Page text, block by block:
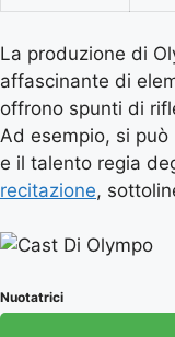
La produzione di
affascinante di
offrono spunti di
Ad esempio, si
e il talento regia
recitazione,
Nuotatrici